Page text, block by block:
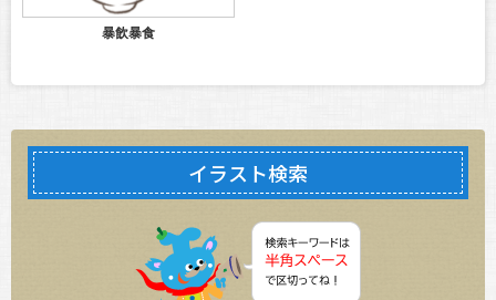
暴飲暴食
イラスト検索